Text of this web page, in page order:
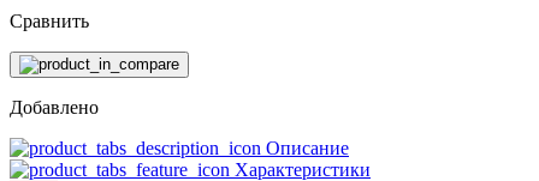
Сравнить
Добавлено
Описание
Характеристики